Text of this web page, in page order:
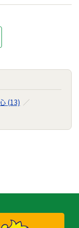
(13)